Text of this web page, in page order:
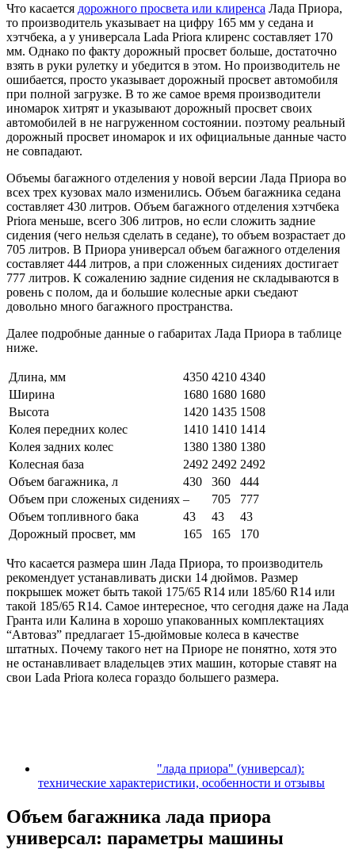
Что касается дорожного просвета или клиренса Лада Приора,
то производитель указывает на цифру 165 мм у седана и
хэтчбека, а у универсала Lada Priora клиренс составляет 170
мм. Однако по факту дорожный просвет больше, достаточно
взять в руки рулетку и убедится в этом. Но производитель не
ошибается, просто указывает дорожный просвет автомобиля
при полной загрузке. В то же самое время производители
иномарок хитрят и указывают дорожный просвет своих
автомобилей в не нагруженном состоянии. поэтому реальный
дорожный просвет иномарок и их официальные данные часто
не совпадают.
Объемы багажного отделения у новой версии Лада Приора во
всех трех кузовах мало изменились. Объем багажника седана
составляет 430 литров. Объем багажного отделения хэтчбека
Priora меньше, всего 306 литров, но если сложить задние
сидения (чего нельзя сделать в седане), то объем возрастает до
705 литров. В Приора универсал объем багажного отделения
составляет 444 литров, а при сложенных сидениях достигает
777 литров. К сожалению задние сидения не складываются в
ровень с полом, да и большие колесные арки съедают
довольно много багажного пространства.
Далее подробные данные о габаритах Лада Приора в таблице
ниже.
Длина, мм 4350 4210 4340
Ширина
1680 1680 1680
Высота
1420 1435 1508
Колея передних колес
1410 1410 1414
Колея задних колес
1380 1380 1380
Колесная база
2492 2492 2492
Объем багажника, л
430 360
444
Объем при сложеных сидениях – 705
777
Объем топливного бака
43 43
43
Дорожный просвет, мм
165 165 170
Что касается размера шин Лада Приора, то производитель
рекомендует устанавливать диски 14 дюймов. Размер
покрышек может быть такой 175/65 R14 или 185/60 R14 или
такой 185/65 R14. Самое интересное, что сегодня даже на Лада
Гранта или Калина в хорошо упакованных комплектациях
“Автоваз” предлагает 15-дюймовые колеса в качестве
штатных. Почему такого нет на Приоре не понятно, хотя это
не останавливает владельцев этих машин, которые ставят на
свои Lada Priora колеса гораздо большего размера.
"лада приора" (универсал):
технические характеристики, особенности и отзывы
Объем багажника лада приора
универсал: параметры машины